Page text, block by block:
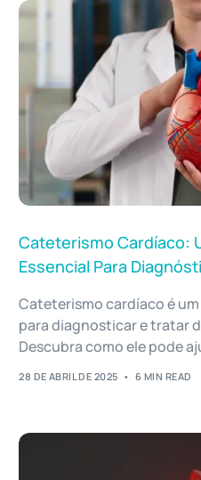
Cateterismo Cardíaco:
Essencial Para
Cateterismo cardíaco é
para diagnosticar e tratar
Descubra como ele pode
28 DE ABRIL DE 2025 6 MIN READ